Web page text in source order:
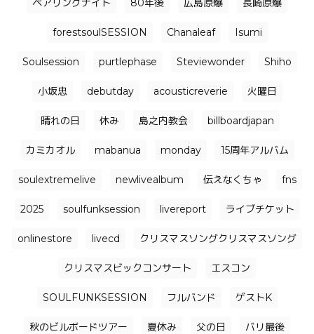
ペアリングナイト 80年後 広島原爆 長崎原爆
forestsoulSESSION Chanaleaf Isumi
Soulsession purtlephase Steviewonder Shiho
小坂忠 debutday acousticreverie 火曜日
晴れの日 休み 島之内教会 billboardjapan
カミカオル mabanua monday 15周年アルバム
soulextremelive newlivealbum 伝えなくちゃ fns
2025 soulfunksession livereport ライブチケット
onlinestore livecd クリスマスソングクリスマスソング
クリスマスビックコンサート エスコン
SOULFUNKSESSION フルバンド ゲストK
秋のビルボードツアー 夏休み 父の日 バリ最後